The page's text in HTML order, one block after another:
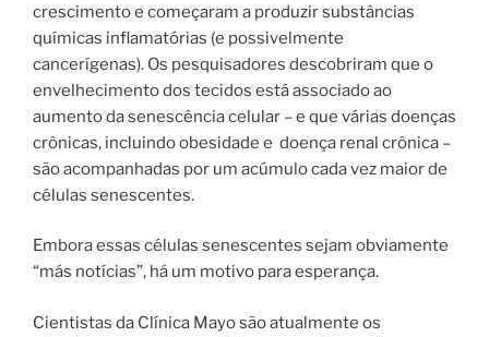
crescimento e começaram a produzir substâncias
químicas inflamatórias (e possivelmente
cancerígenas). Os pesquisadores descobriram que o
envelhecimento dos tecidos está associado ao
aumento da senescência celular – e que várias doenças
crônicas, incluindo obesidade e doença renal crônica –
são acompanhadas por um acúmulo cada vez maior de
células senescentes.
Embora essas células senescentes sejam obviamente
“más notícias”, há um motivo para esperança.
Cientistas da Clínica Mayo são atualmente os